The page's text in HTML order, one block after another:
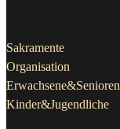
Sakramente
Organisation
Erwachsene&Senioren
Kinder&Jugendliche